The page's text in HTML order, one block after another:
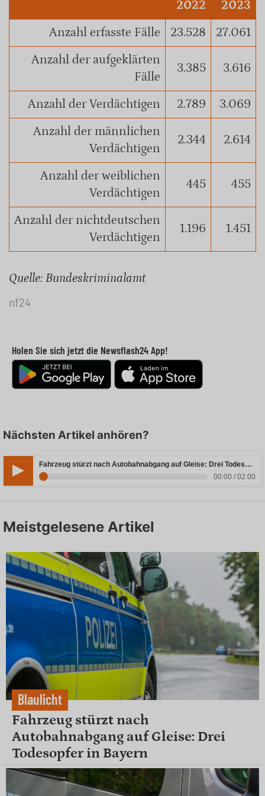
2022
2023
Anzahl erfasste Fälle
23.528
27.061
Anzahl der aufgeklärten
Fälle
3.385 3.616
Anzahl der Verdächtigen 2.789
3.069
Anzahl der männlichen
Verdächtigen
2.344 2.614
Anzahl der weiblichen
Verdächtigen
445 455
Anzahl der nichtdeutschen
Verdächtigen
1.196 1.451
Quelle: Bundeskriminalamt
nf24
Holen Sie sich jetzt die Newsflash24 App!
Nächsten Artikel anhören?
Fahrzeug stürzt nach Autobahnabgang auf Gleise: Drei Todesopfer in Bayern
00:00 / 02:00
Meistgelesene Artikel
Blaulicht
Fahrzeug stürzt nach
Autobahnabgang auf Gleise: Drei
Todesopfer in Bayern